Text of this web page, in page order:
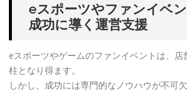
eスポーツやファンイベ
成功に導く運営支援
eスポーツやゲームのファンイベントは、
柱となり得ます。
しかし、成功には専門的なノウハウが不可欠